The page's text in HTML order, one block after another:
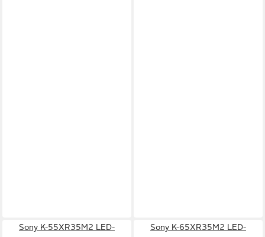
Sony K-55XR35M2 LED-
Sony K-65XR35M2 LED-